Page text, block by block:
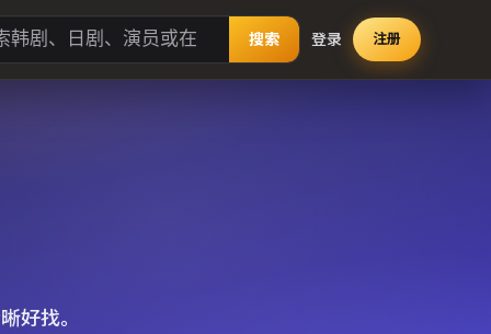
搜索 登录 注册
好找。